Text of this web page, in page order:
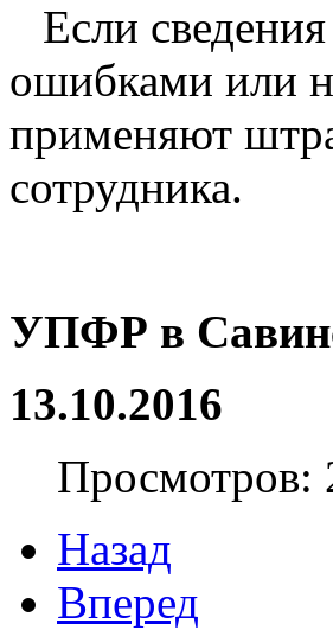
Если
ошибками или
применяют
сотрудника.
УПФР в
13.10.2016
Просмотров:
Назад
Вперед